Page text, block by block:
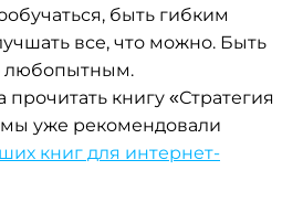
быть гибким
все, что можно. Быть
любопытным.
книгу «Стратегия
мы уже рекомендовали
книг для интернет-